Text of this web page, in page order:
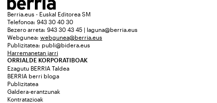
Berria.eus - Euskal Editorea SM
Telefonoa: 943 30 40 30
Bezero arreta: 943 30 43 45 | laguna@berria.eus
Webgunea: webgunea@berria.eus
Publizitatea: publi@bidera.eus
Harremanetan jarri
ORRIALDE KORPORATIBOAK
Ezagutu BERRIA Taldea
BERRIA berri bloga
Publizitatea
Galdera-erantzunak
Kontratazioak